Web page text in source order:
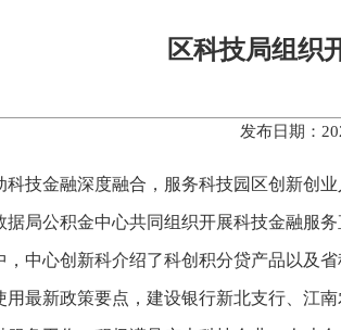
区科技局组织
发布日期：
科技金融深度融合，服务科技园区创新创
据局公积金中心共同组织开展科技金融服
，中心创新科介绍了科创积分贷产品以及
用最新政策要点，建设银行新北支行、江